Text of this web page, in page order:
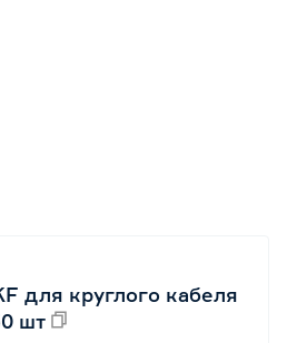
для круглого кабеля
шт